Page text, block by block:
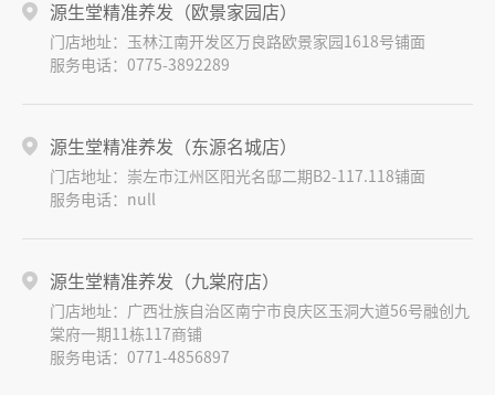
源生堂精准养发（欧景家园店）
门店地址：玉林江南开发区万良路欧景家园1618号铺面
服务电话：0775-3892289
源生堂精准养发（东源名城店）
门店地址：崇左市江州区阳光名邸二期B2-117.118铺面
服务电话：null
源生堂精准养发（九棠府店）
门店地址：广西壮族自治区南宁市良庆区玉洞大道56号融创九
棠府一期11栋117商铺
服务电话：0771-4856897